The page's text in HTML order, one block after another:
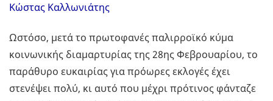
Κώστας Καλλωνιάτης
Ωστόσο, μετά το πρωτοφανές παλιρροϊκό κύμα
κοινωνικής διαμαρτυρίας της 28ης Φεβρουαρίου, το
παράθυρο ευκαιρίας για πρόωρες εκλογές έχει
στενέψει πολύ, κι αυτό που μέχρι πρότινος φάνταζε